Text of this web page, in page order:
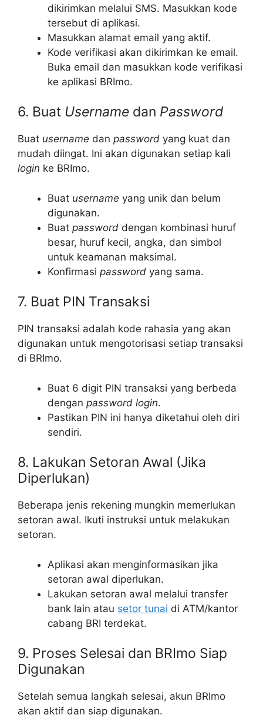
dikirimkan melalui SMS. Masukkan kode
tersebut di aplikasi.
Masukkan alamat email yang aktif.
Kode verifikasi akan dikirimkan ke email.
Buka email dan masukkan kode verifikasi
ke aplikasi BRImo.
6. Buat Username dan Password
Buat username dan password yang kuat dan
mudah diingat. Ini akan digunakan setiap kali
login ke BRImo.
Buat username yang unik dan belum
digunakan.
Buat password dengan kombinasi huruf
besar, huruf kecil, angka, dan simbol
untuk keamanan maksimal.
Konfirmasi password yang sama.
7. Buat PIN Transaksi
PIN transaksi adalah kode rahasia yang akan
digunakan untuk mengotorisasi setiap transaksi
di BRImo.
Buat 6 digit PIN transaksi yang berbeda
dengan password login.
Pastikan PIN ini hanya diketahui oleh diri
sendiri.
8. Lakukan Setoran Awal (Jika
Diperlukan)
Beberapa jenis rekening mungkin memerlukan
setoran awal. Ikuti instruksi untuk melakukan
setoran.
Aplikasi akan menginformasikan jika
setoran awal diperlukan.
Lakukan setoran awal melalui transfer
bank lain atau setor tunai di ATM/kantor
cabang BRI terdekat.
9. Proses Selesai dan BRImo Siap
Digunakan
Setelah semua langkah selesai, akun BRImo
akan aktif dan siap digunakan.